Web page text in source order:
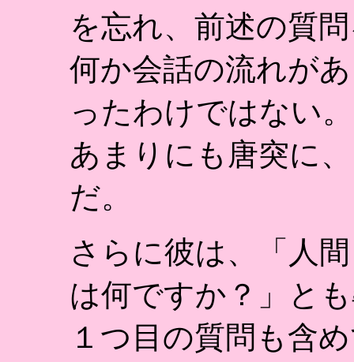
を忘れ、前述の質
何か会話の流れが
ったわけではない。
あまりにも唐突に
だ。
さらに彼は、「人
は何ですか？」と
１つ目の質問も含